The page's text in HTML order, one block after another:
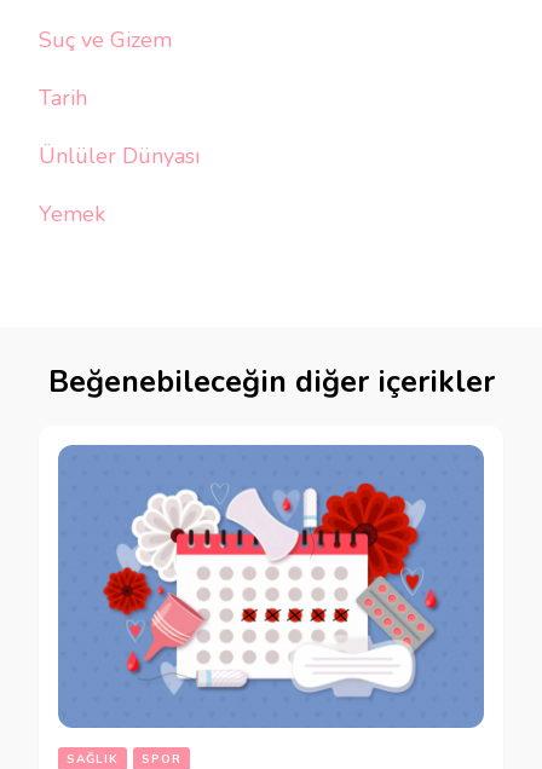
Suç ve Gizem
Tarih
Ünlüler Dünyası
Yemek
Beğenebileceğin diğer içerikler
SAĞLIK SPOR